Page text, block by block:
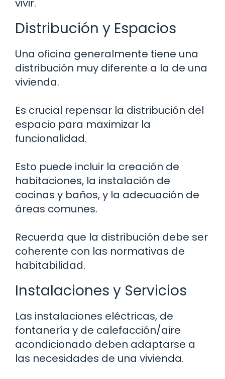
vivir.
Distribución y Espacios
Una oficina generalmente tiene una
distribución muy diferente a la de una
vivienda.
Es crucial repensar la distribución del
espacio para maximizar la
funcionalidad.
Esto puede incluir la creación de
habitaciones, la instalación de
cocinas y baños, y la adecuación de
áreas comunes.
Recuerda que la distribución debe ser
coherente con las normativas de
habitabilidad.
Instalaciones y Servicios
Las instalaciones eléctricas, de
fontanería y de calefacción/aire
acondicionado deben adaptarse a
las necesidades de una vivienda.